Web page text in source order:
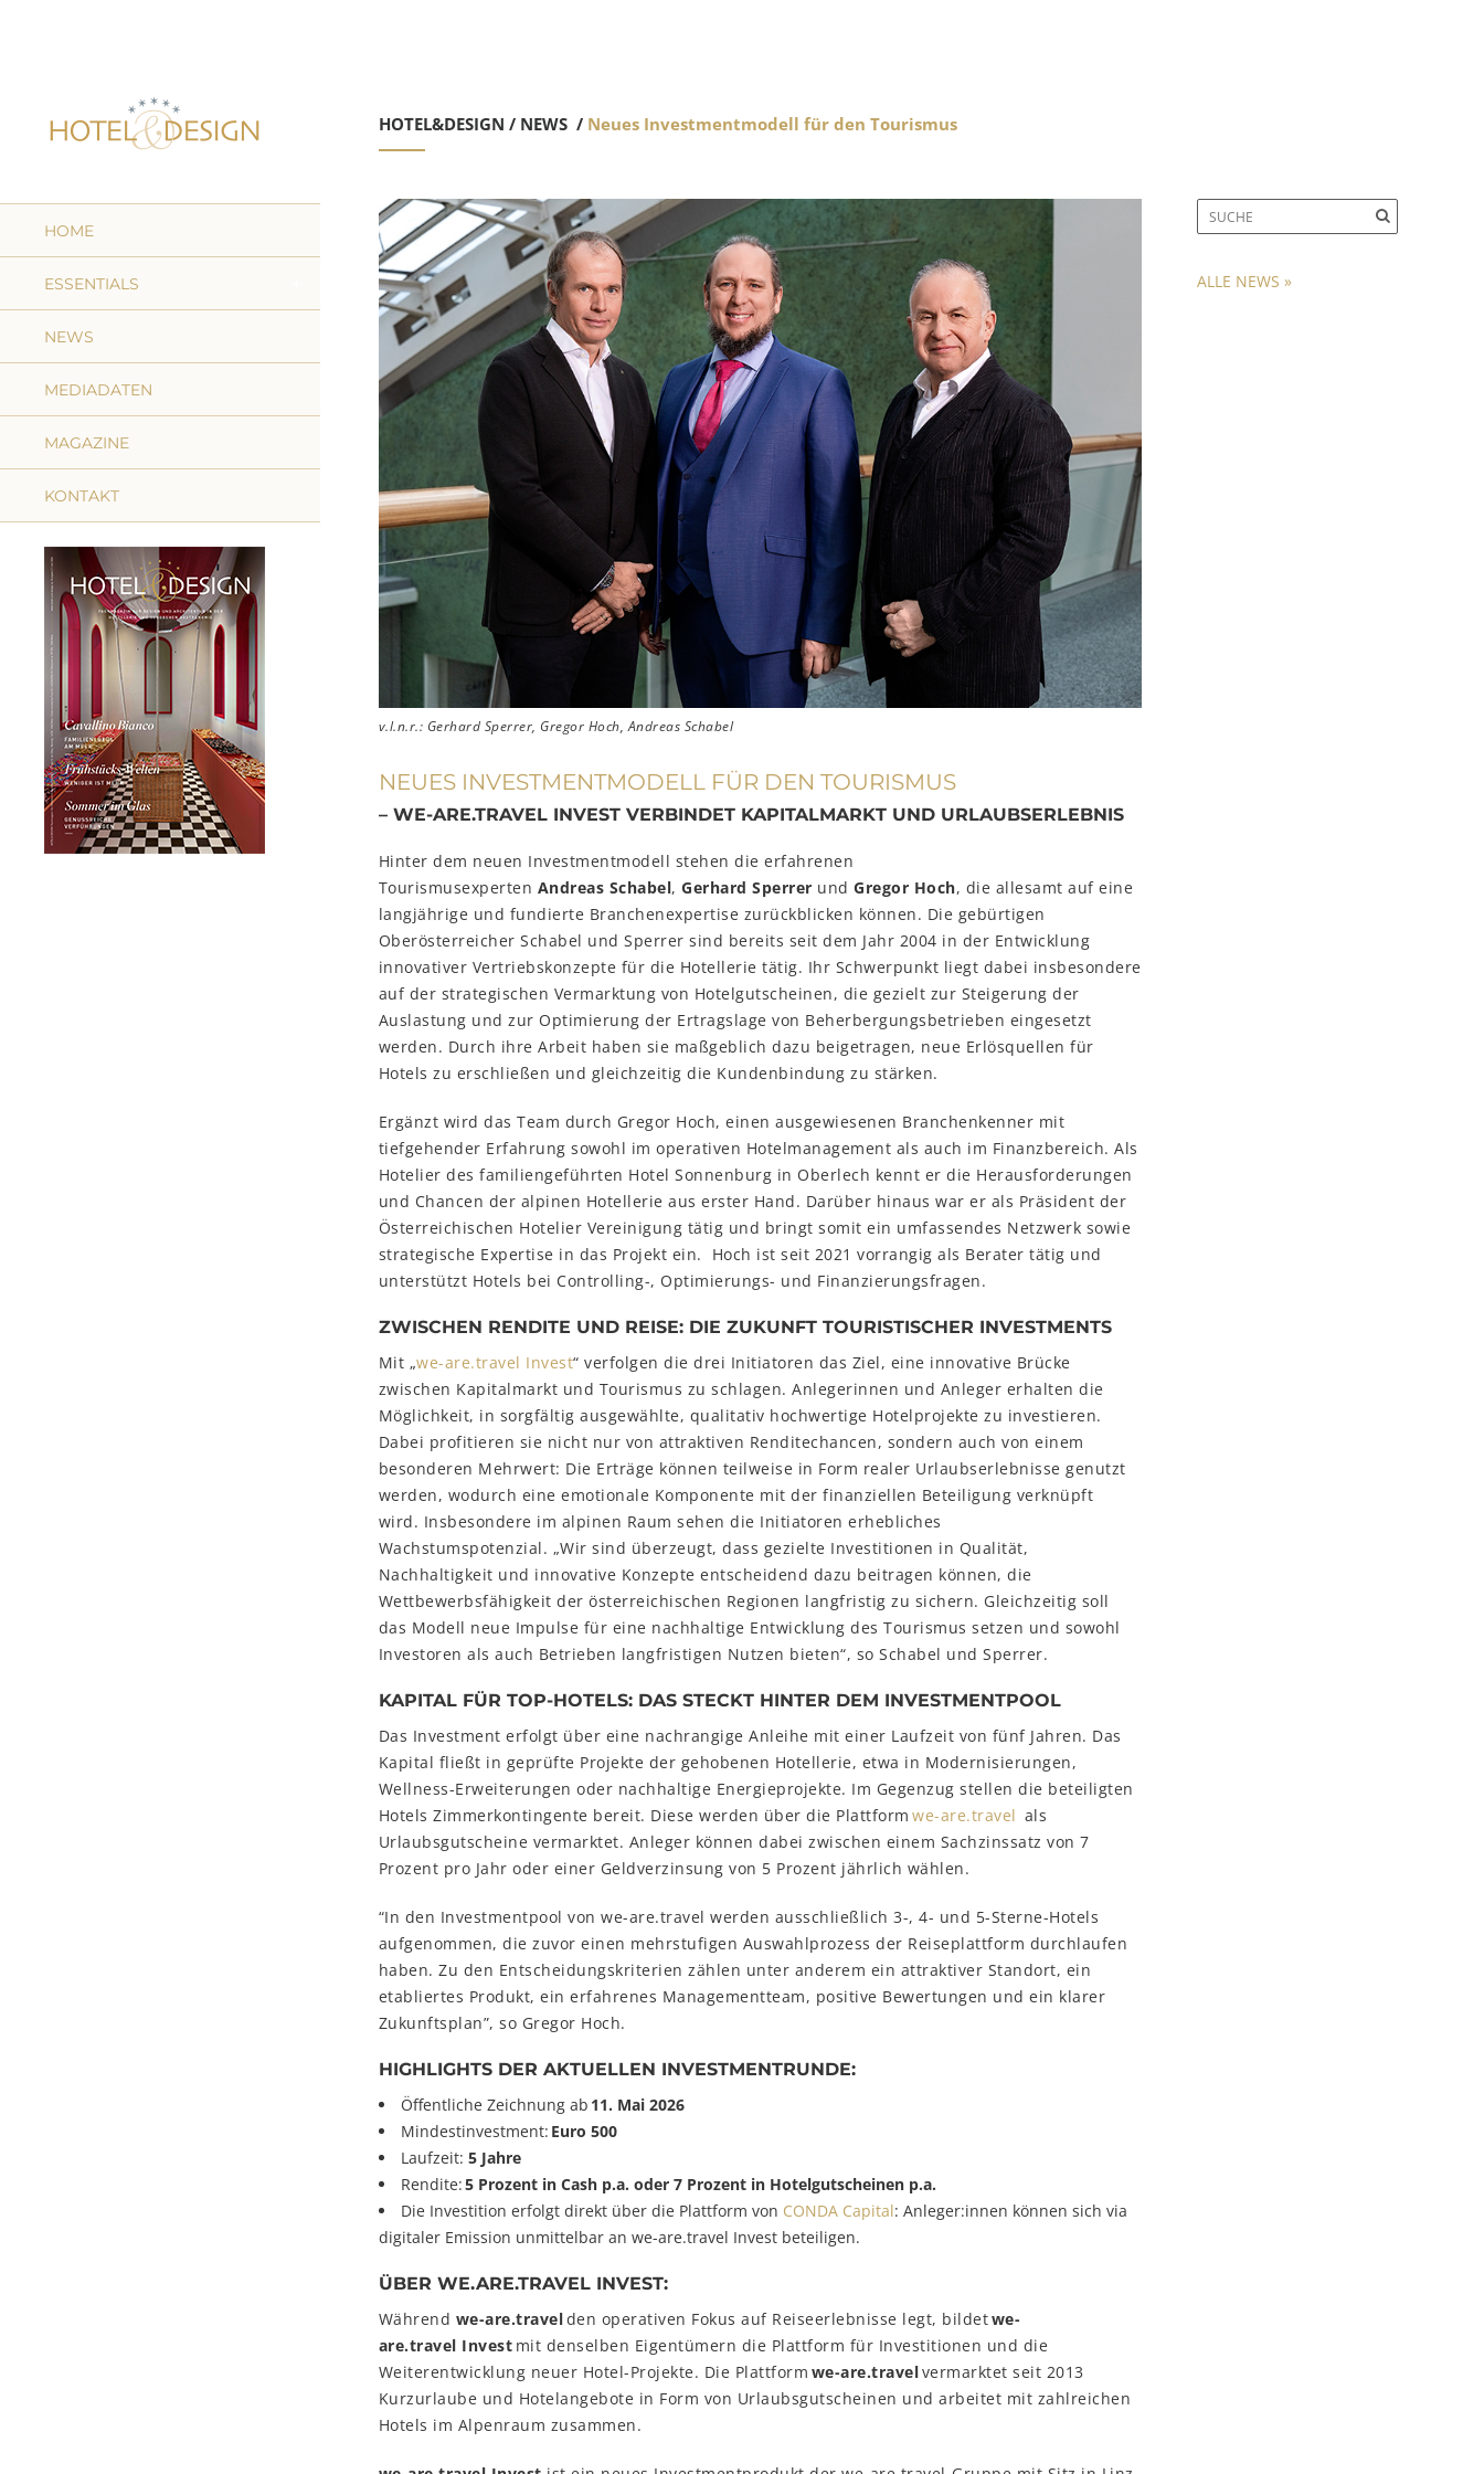
HOME
ESSENTIALS
NEWS
MEDIADATEN
MAGAZINE
KONTAKT
HOTEL&DESIGN / NEWS / Neues Investmentmodell für den Tourismus
v.l.n.r.: Gerhard Sperrer, Gregor Hoch, Andreas Schabel
NEUES INVESTMENTMODELL FÜR DEN TOURISMUS
– WE-ARE.TRAVEL INVEST VERBINDET KAPITALMARKT UND URLAUBSERLEBNIS
Hinter dem neuen Investmentmodell stehen die erfahrenen
Tourismusexperten Andreas Schabel,Gerhard Sperrer undGregor Hoch, die allesamt auf eine
langjährige und fundierte Branchenexpertise zurückblicken können. Die gebürtigen
Oberösterreicher Schabel und Sperrer sind bereits seit dem Jahr 2004 in der Entwicklung
innovativer Vertriebskonzepte für die Hotellerie tätig. Ihr Schwerpunkt liegt dabei insbesondere
auf der strategischen Vermarktung von Hotelgutscheinen, die gezielt zur Steigerung der
Auslastung und zur Optimierung der Ertragslage von Beherbergungsbetrieben eingesetzt
werden. Durch ihre Arbeit haben sie maßgeblich dazu beigetragen, neue Erlösquellen für
Hotels zu erschließen und gleichzeitig die Kundenbindung zu stärken.
Ergänzt wird das Team durch Gregor Hoch, einen ausgewiesenen Branchenkenner mit
tiefgehender Erfahrung sowohl im operativen Hotelmanagement als auch im Finanzbereich. Als
Hotelier des familiengeführten Hotel Sonnenburg in Oberlech kennt er die Herausforderungen
und Chancen der alpinen Hotellerie aus erster Hand. Darüber hinaus war er als Präsident der
Österreichischen Hotelier Vereinigung tätig und bringt somit ein umfassendes Netzwerk sowie
strategische Expertise in das Projekt ein. Hoch ist seit 2021 vorrangig als Berater tätig und
unterstützt Hotels bei Controlling-, Optimierungs- und Finanzierungsfragen.
ZWISCHEN RENDITE UND REISE: DIE ZUKUNFT TOURISTISCHER INVESTMENTS
Mit „we-are.travel Invest“ verfolgen die drei Initiatoren das Ziel, eine innovative Brücke
zwischen Kapitalmarkt und Tourismus zu schlagen. Anlegerinnen und Anleger erhalten die
Möglichkeit, in sorgfältig ausgewählte, qualitativ hochwertige Hotelprojekte zu investieren.
Dabei profitieren sie nicht nur von attraktiven Renditechancen, sondern auch von einem
besonderen Mehrwert: Die Erträge können teilweise in Form realer Urlaubserlebnisse genutzt
werden, wodurch eine emotionale Komponente mit der finanziellen Beteiligung verknüpft
wird. Insbesondere im alpinen Raum sehen die Initiatoren erhebliches
Wachstumspotenzial. „Wir sind überzeugt, dass gezielte Investitionen in Qualität,
Nachhaltigkeit und innovative Konzepte entscheidend dazu beitragen können, die
Wettbewerbsfähigkeit der österreichischen Regionen langfristig zu sichern. Gleichzeitig soll
das Modell neue Impulse für eine nachhaltige Entwicklung des Tourismus setzen und sowohl
Investoren als auch Betrieben langfristigen Nutzen bieten“, so Schabel und Sperrer.
KAPITAL FÜR TOP-HOTELS: DAS STECKT HINTER DEM INVESTMENTPOOL
Das Investment erfolgt über eine nachrangige Anleihe mit einer Laufzeit von fünf Jahren. Das
Kapital fließt in geprüfte Projekte der gehobenen Hotellerie, etwa in Modernisierungen,
Wellness-Erweiterungen oder nachhaltige Energieprojekte. Im Gegenzug stellen die beteiligten
Hotels Zimmerkontingente bereit. Diese werden über die Plattformwe-are.travel als
Urlaubsgutscheine vermarktet. Anleger können dabei zwischen einem Sachzinssatz von 7
Prozent pro Jahr oder einer Geldverzinsung von 5 Prozent jährlich wählen.
“In den Investmentpool von we-are.travel werden ausschließlich 3-, 4- und 5-Sterne-Hotels
aufgenommen, die zuvor einen mehrstufigen Auswahlprozess der Reiseplattform durchlaufen
haben. Zu den Entscheidungskriterien zählen unter anderem ein attraktiver Standort, ein
etabliertes Produkt, ein erfahrenes Managementteam, positive Bewertungen und ein klarer
Zukunftsplan”, so Gregor Hoch.
HIGHLIGHTS DER AKTUELLEN INVESTMENTRUNDE:
Öffentliche Zeichnung ab 11. Mai 2026
Mindestinvestment: Euro 500
Laufzeit: 5 Jahre
Rendite:5 Prozent in Cash p.a. oder 7 Prozent in Hotelgutscheinen p.a.
Die Investition erfolgt direkt über die Plattform von CONDA Capital: Anleger:innen können sich via
digitaler Emission unmittelbar an we-are.travel Invest beteiligen.
ÜBER WE.ARE.TRAVEL INVEST:
Während we-are.travelden operativen Fokus auf Reiseerlebnisse legt, bildetwe-
are.travel Invest mit denselben Eigentümern die Plattform für Investitionen und die
Weiterentwicklung neuer Hotel-Projekte. Die Plattform we-are.travelvermarktet seit 2013
Kurzurlaube und Hotelangebote in Form von Urlaubsgutscheinen und arbeitet mit zahlreichen
Hotels im Alpenraum zusammen.
ALLE NEWS »